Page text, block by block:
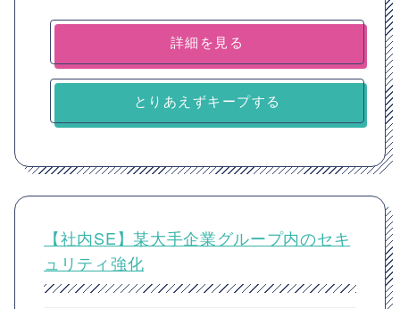
詳細を見る
とりあえずキープする
【社内SE】某大手企業グループ内のセキ
ュリティ強化